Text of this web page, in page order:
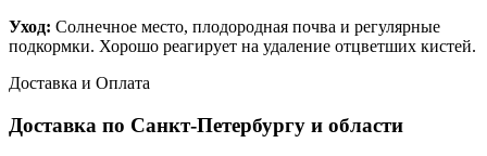
Уход: Солнечное место, плодородная почва и регулярные
подкормки. Хорошо реагирует на удаление отцветших кистей.
Доставка и Оплата
Доставка по Санкт-Петербургу и области